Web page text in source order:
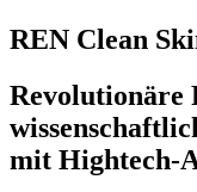
REN Clean
Revolutionäre
mit Hightech-